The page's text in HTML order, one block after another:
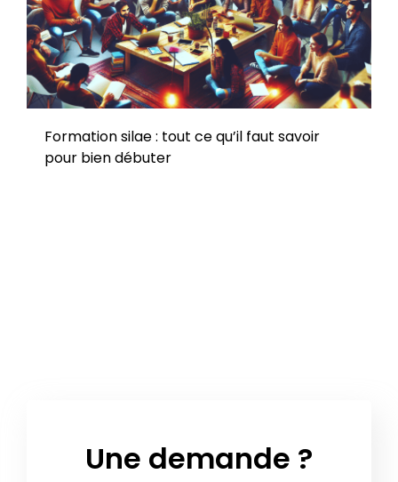
Formation silae : tout ce qu’il faut savoir
pour bien débuter
Une demande ?